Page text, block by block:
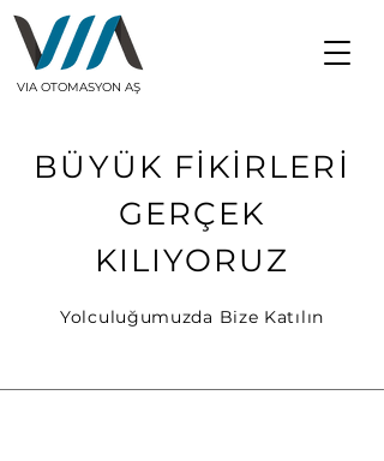
VIA OTOMASYON AŞ
BÜYÜK FİKİRLERİ
GERÇEK
KILIYORUZ
Yolculuğumuzda Bize Katılın